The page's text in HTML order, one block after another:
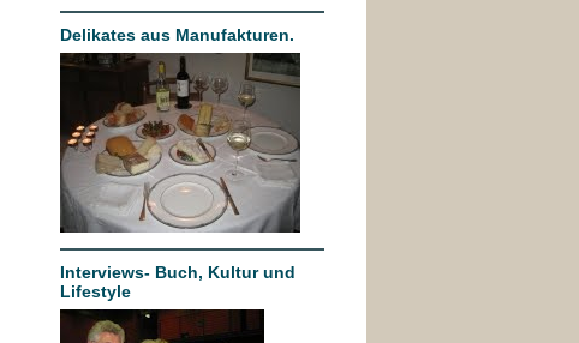
Delikates aus Manufakturen.
Interviews- Buch, Kultur und
Lifestyle